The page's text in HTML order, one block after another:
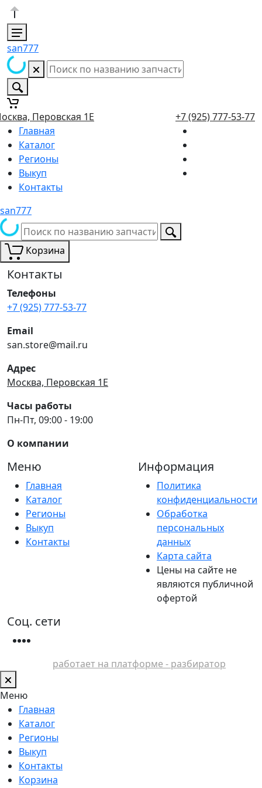
san777
Перовская 1Е
+7 (925) 777-53-77
Главная
Каталог
Регионы
Выкуп
Контакты
san777
Корзина
Контакты
Телефоны
+7 (925) 777-53-77
Email
san.store@mail.ru
Адрес
Москва, Перовская 1Е
Часы работы
Пн-Пт, 09:00 - 19:00
О компании
Меню
Главная
Каталог
Регионы
Выкуп
Контакты
Информация
Политика
конфиденциальности
Обработка
персональных
данных
Карта сайта
Цены на сайте не
являются публичной
офертой
Соц. сети
работает на платформе - разбиратор
Меню
Главная
Каталог
Регионы
Выкуп
Контакты
Корзина